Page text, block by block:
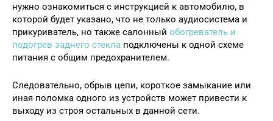
нужно ознакомиться с инструкцией к автомобилю, в
которой будет указано, что не только аудиосистема и
прикуриватель, но также салонный обогреватель и
подогрев заднего стекла подключены к одной схеме
питания с общим предохранителем.
Следовательно, обрыв цепи, короткое замыкание или
иная поломка одного из устройств может привести к
выходу из строя остальных в данной сети.